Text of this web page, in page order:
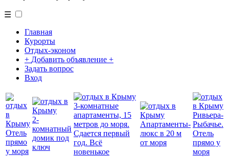
☰
Главная
Курорты
Отдых-эконом
+ Добавить объявление +
Задать вопрос
Вход
Отель
прямо
у моря
2-
комнатный
домик под
ключ
3-комнатные
апартаменты, 15
метров до моря.
Сдается первый
год. Всё
новенькое
Апартаменты-
люкс в 20 м
от моря
Ривьера-
Рыбачье.
Отель
прямо у
моря